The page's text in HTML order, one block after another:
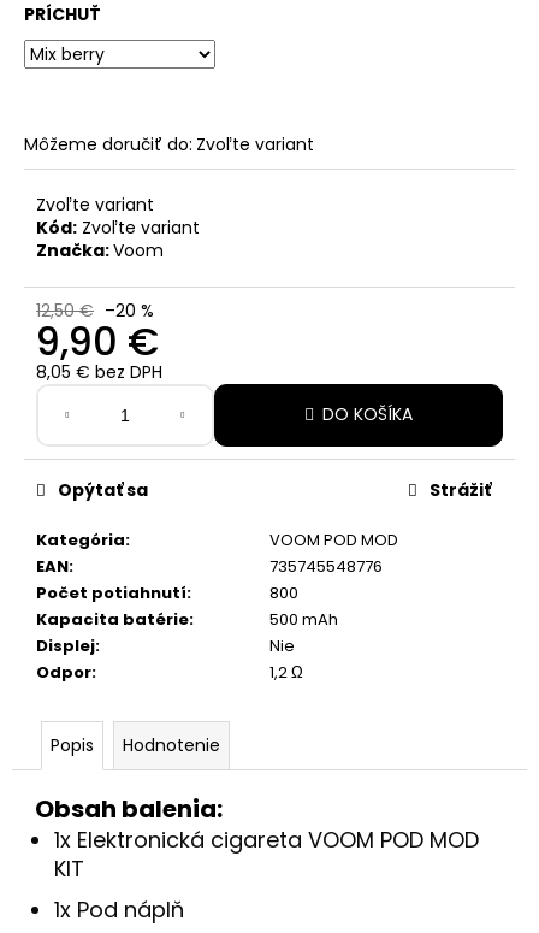
PRÍCHUŤ
Môžeme doručiť do: Zvoľte variant
Zvoľte variant
Kód: Zvoľte variant
Značka:Voom
12,50 € –20 %
9,90 €
8,05 € bez DPH
cena:
DO KOŠÍKA
Kategória:
VOOM POD MOD
EAN:
735745548776
Počet potiahnutí:
800
Kapacita batérie:
500 mAh
Displej:
Nie
Odpor: 1,2 Ω
Opýtať sa Strážiť
Popis Hodnotenie
Obsah balenia:
1x Elektronická cigareta VOOM POD MOD
KIT
1x Pod náplň
r
ú
č
e
ICEBERG
ENERGY
STRAWBERRY
MANGO
2,99
€
Pôvodne:
5,30